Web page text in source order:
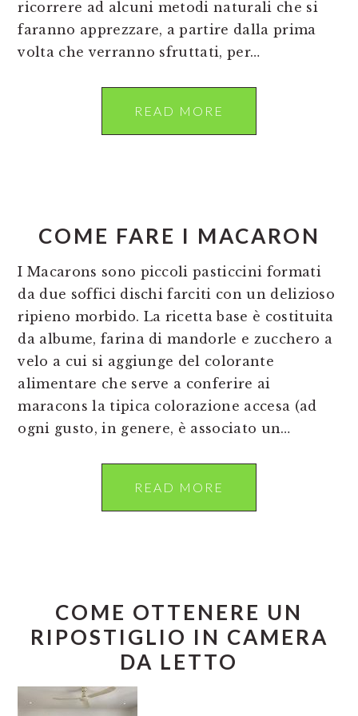
ricorrere ad alcuni metodi naturali che si
faranno apprezzare, a partire dalla prima
volta che verranno sfruttati, per…
READ MORE
COME FARE I MACARON
I Macarons sono piccoli pasticcini formati
da due soffici dischi farciti con un delizioso
ripieno morbido. La ricetta base è costituita
da albume, farina di mandorle e zucchero a
velo a cui si aggiunge del colorante
alimentare che serve a conferire ai
maracons la tipica colorazione accesa (ad
ogni gusto, in genere, è associato un…
READ MORE
COME OTTENERE UN
RIPOSTIGLIO IN CAMERA
DA LETTO